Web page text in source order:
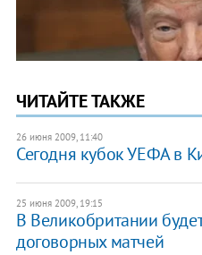
ЧИТАЙТЕ ТАКЖЕ
26 июня 2009, 11:40
Сегодня кубок УЕФА в
25 июня 2009, 19:15
В Великобритании
договорных матчей